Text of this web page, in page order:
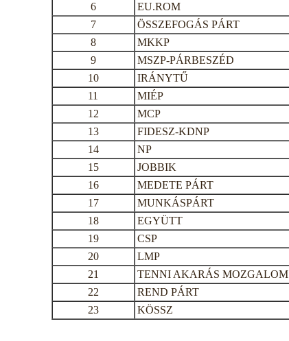
6
EU.ROM
7
ÖSSZEFOGÁS PÁRT
8
MKKP
9
MSZP-PÁRBESZÉD
10
IRÁNYTŰ
11
MIÉP
12
MCP
13
FIDESZ-KDNP
14
NP
15
JOBBIK
16
MEDETE PÁRT
17
MUNKÁSPÁRT
18
EGYÜTT
19
CSP
20
LMP
21
TENNI AKARÁS MOZGALOM
22
REND PÁRT
23
KÖSSZ